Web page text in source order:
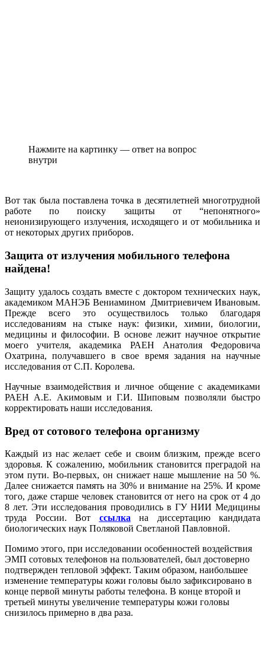
Нажмите на картинку — ответ на вопрос
внутри
Вот так была поставлена точка в десятилетней многотрудной
работе по поиску защиты от “непонятного»
неионизирующего излучения, исходящего и от мобильника и
от некоторых других приборов.
Защита от излучения мобильного телефона
найдена!
Защиту удалось создать вместе с доктором технических наук,
академиком МАНЭБ Вениамином Дмитриевичем Ивановым.
Прежде всего это осуществилось только благодаря
исследованиям на стыке наук: физики, химии, биологии,
медицины и философии. В основе лежит научное открытие
моего учителя, академика РАЕН Анатолия Федоровича
Охатрина, получавшего в свое время задания на научные
исследования от С.П. Королева.
Научные взаимодействия и личное общение с академиками
РАЕН А.Е. Акимовым и Г.И. Шиповым позволяли быстро
корректировать наши исследования.
Вред от сотового телефона организму
Каждый из нас желает себе и своим близким, прежде всего
здоровья. К сожалению, мобильник становится преградой на
этом пути. Во-первых, он снижает наше мышление на 50 %.
Далее снижается память на 30% и внимание на 25%. И кроме
того, даже старше человек становится от него на срок от 4 до
8 лет. Эти исследования проводились в ГУ НИИ Медицины
труда России. Вот ссылка на диссертацию кандидата
биологических наук Поляковой Светланой Павловной.
Помимо этого, при исследовании особенностей воздействия
ЭМП сотовых телефонов на пользователей, был достоверно
подтвержден тепловой эффект. Таким образом, наибольшее
изменение температуры кожи головы было зафиксировано в
конце первой минуты работы телефона. В конце второй и
третьей минуты увеличение температуры кожи головы
снизилось примерно в два раза.